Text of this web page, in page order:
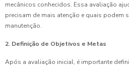
mecânicos conhecidos. Essa avaliação
precisam de mais atenção e quais podem
manutenção.
2. Definição de Objetivos e Metas
Após a avaliação inicial, é importante